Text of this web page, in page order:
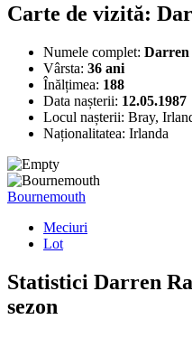
Carte de vizită:
Numele complet: Darren
Vârsta: 36 ani
Înălțimea: 188
Data nașterii: 12.05.1987
Locul nașterii: Bray,
Naționalitatea: Irlanda
Bournemouth
Meciuri
Lot
Statistici Darren
sezon